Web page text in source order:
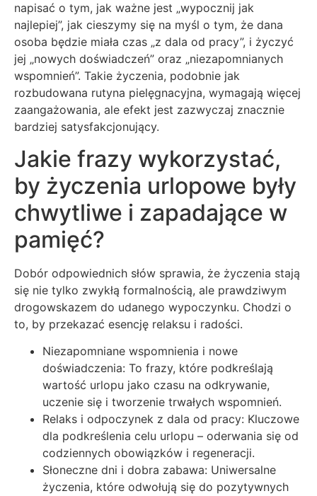
napisać o tym, jak ważne jest „wypocznij jak
najlepiej”, jak cieszymy się na myśl o tym, że dana
osoba będzie miała czas „z dala od pracy”, i życzyć
jej „nowych doświadczeń” oraz „niezapomnianych
wspomnień”. Takie życzenia, podobnie jak
rozbudowana rutyna pielęgnacyjna, wymagają więcej
zaangażowania, ale efekt jest zazwyczaj znacznie
bardziej satysfakcjonujący.
Jakie frazy wykorzystać,
by życzenia urlopowe były
chwytliwe i zapadające w
pamięć?
Dobór odpowiednich słów sprawia, że życzenia stają
się nie tylko zwykłą formalnością, ale prawdziwym
drogowskazem do udanego wypoczynku. Chodzi o
to, by przekazać esencję relaksu i radości.
Niezapomniane wspomnienia i nowe
doświadczenia: To frazy, które podkreślają
wartość urlopu jako czasu na odkrywanie,
uczenie się i tworzenie trwałych wspomnień.
Relaks i odpoczynek z dala od pracy: Kluczowe
dla podkreślenia celu urlopu – oderwania się od
codziennych obowiązków i regeneracji.
Słoneczne dni i dobra zabawa: Uniwersalne
życzenia, które odwołują się do pozytywnych